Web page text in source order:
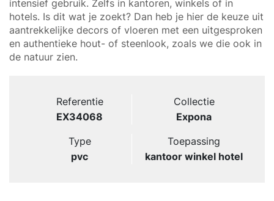
intensief gebruik. Zelfs in kantoren, winkels of in
hotels. Is dit wat je zoekt? Dan heb je hier de keuze uit
aantrekkelijke decors of vloeren met een uitgesproken
en authentieke hout- of steenlook, zoals we die ook in
de natuur zien.
Referentie
EX34068
Collectie
Expona
Type
pvc
Toepassing
kantoor winkel hotel